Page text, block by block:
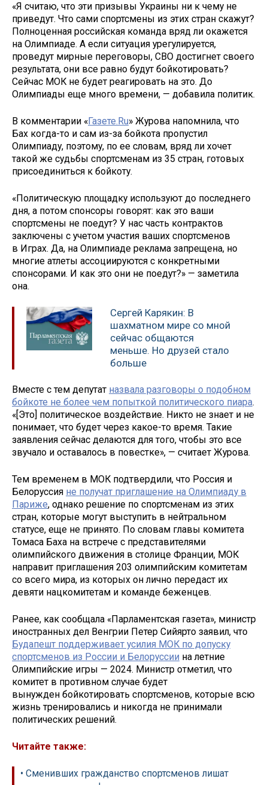
«Я считаю, что эти призывы Украины ни к чему не
приведут. Что сами спортсмены из этих стран скажут?
Полноценная российская команда вряд ли окажется
на Олимпиаде. А если ситуация урегулируется,
проведут мирные переговоры, СВО достигнет своего
результата, они все равно будут бойкотировать?
Сейчас МОК не будет реагировать на это. До
Олимпиады еще много времени, — добавила политик.
В комментарии «Газете.Ru» Журова напомнила, что
Бах когда-то и сам из-за бойкота пропустил
Олимпиаду, поэтому, по ее словам, вряд ли хочет
такой же судьбы спортсменам из 35 стран, готовых
присоединиться к бойкоту.
«Политическую площадку используют до последнего
дня, а потом спонсоры говорят: как это ваши
спортсмены не поедут? У нас часть контрактов
заключены с учетом участия ваших спортсменов
в Играх. Да, на Олимпиаде реклама запрещена, но
многие атлеты ассоциируются с конкретными
спонсорами. И как это они не поедут?» — заметила
она.
Сергей Карякин: В
шахматном мире со мной
сейчас общаются
меньше. Но друзей стало
больше
Вместе с тем депутат назвала разговоры о подобном
бойкоте не более чем попыткой политического пиара.
«[Это] политическое воздействие. Никто не знает и не
понимает, что будет через какое-то время. Такие
заявления сейчас делаются для того, чтобы это все
звучало и оставалось в повестке», — считает Журова.
Тем временем в МОК подтвердили, что Россия и
Белоруссия не получат приглашение на Олимпиаду в
Париже, однако решение по спортсменам из этих
стран, которые могут выступить в нейтральном
статусе, еще не принято. По словам главы комитета
Томаса Баха на встрече с представителями
олимпийского движения в столице Франции, МОК
направит приглашения 203 олимпийским комитетам
со всего мира, из которых он лично передаст их
девяти нацкомитетам и команде беженцев.
Ранее, как сообщала «Парламентская газета», министр
иностранных дел Венгрии Петер Сийярто заявил, что
Будапешт поддерживает усилия МОК по допуску
спортсменов из России и Белоруссии на летние
Олимпийские игры — 2024. Министр отметил, что
комитет в противном случае будет
вынужден бойкотировать спортсменов, которые всю
жизнь тренировались и никогда не принимали
политических решений.
Читайте также:
• Сменивших гражданство спортсменов лишат